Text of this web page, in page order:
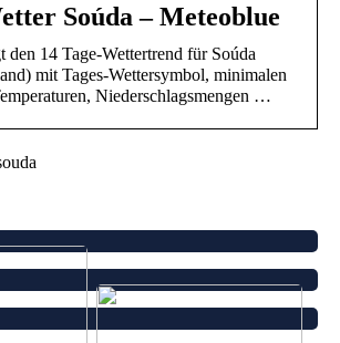
Soúda – Meteoblue
den 14 Tage-Wettertrend für Soúda
mit Tages-Wettersymbol, minimalen
Niederschlagsmengen …